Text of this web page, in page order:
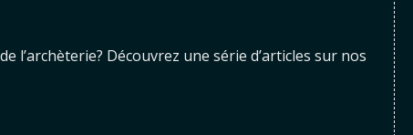
l’archèterie? Découvrez une série d’articles sur nos